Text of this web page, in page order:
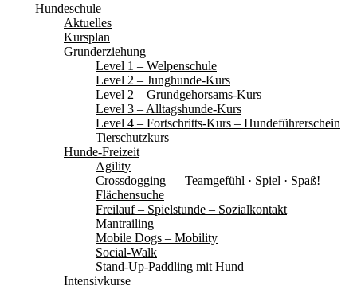
Hundeschule
Aktuelles
Kursplan
Grunderziehung
Level 1 – Welpenschule
Level 2 – Junghunde-Kurs
Level 2 – Grundgehorsams-Kurs
Level 3 – Alltagshunde-Kurs
Level 4 – Fortschritts-Kurs – Hundeführerschein
Tierschutzkurs
Hunde-Freizeit
Agility
Crossdogging — Teamgefühl · Spiel · Spaß!
Flächensuche
Freilauf – Spielstunde – Sozialkontakt
Mantrailing
Mobile Dogs – Mobility
Social-Walk
Stand-Up-Paddling mit Hund
Intensivkurse